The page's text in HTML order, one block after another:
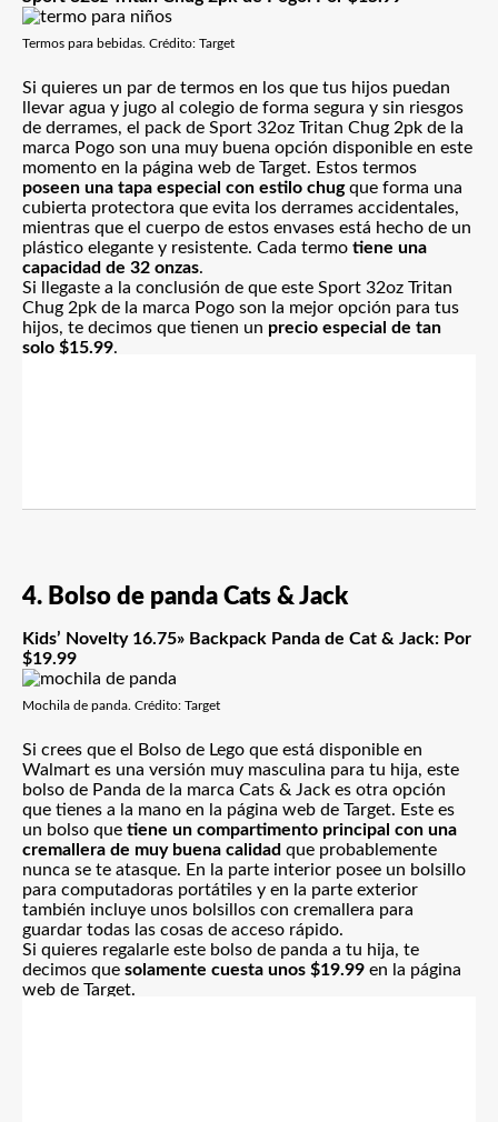
Termos para bebidas. Crédito: Target
Si quieres un par de termos en los que tus hijos puedan
llevar agua y jugo al colegio de forma segura y sin riesgos
de derrames, el pack de Sport 32oz Tritan Chug 2pk de la
marca Pogo son una muy buena opción disponible en este
momento en la página web de Target. Estos termos
poseen una tapa especial con estilo chugque forma una
cubierta protectora que evita los derrames accidentales,
mientras que el cuerpo de estos envases está hecho de un
plástico elegante y resistente. Cada termo tiene una
capacidad de 32 onzas.
Si llegaste a la conclusión de que este Sport 32oz Tritan
Chug 2pk de la marca Pogo son la mejor opción para tus
hijos, te decimos que tienen un precio especial de tan
solo $15.99.
4. Bolso de panda Cats & Jack
Kids’ Novelty 16.75» Backpack Panda de Cat & Jack: Por
$19.99
Mochila de panda. Crédito: Target
Si crees que el Bolso de Lego que está disponible en
Walmart es una versión muy masculina para tu hija, este
bolso de Panda de la marca Cats & Jack es otra opción
que tienes a la mano en la página web de Target. Este es
un bolso que tiene un compartimento principal con una
cremallera de muy buena calidad que probablemente
nunca se te atasque. En la parte interior posee un bolsillo
para computadoras portátiles y en la parte exterior
también incluye unos bolsillos con cremallera para
guardar todas las cosas de acceso rápido.
Si quieres regalarle este bolso de panda a tu hija, te
decimos que solamente cuesta unos $19.99 en la página
web de Target.